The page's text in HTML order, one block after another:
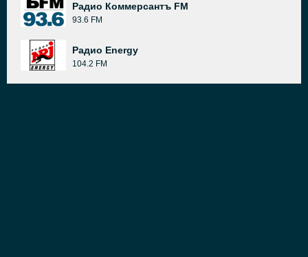
Радио Коммерсантъ FM
93.6 FM
Радио Energy
104.2 FM